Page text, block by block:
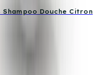
Douche Citron